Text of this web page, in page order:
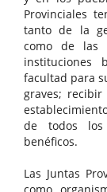
Provinciales
tanto de la
como de las
instituciones
facultad para
graves;
de todos los
benéficos.
Las Juntas